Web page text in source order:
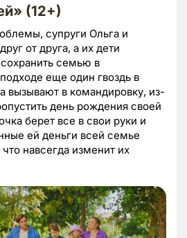
(12+)
супруги Ольга и
от друга, а их дети
семью в
еще один гвоздь в
в командировку, из-
день рождения своей
берет все в свои руки и
ей деньги всей семье
навсегда изменит их